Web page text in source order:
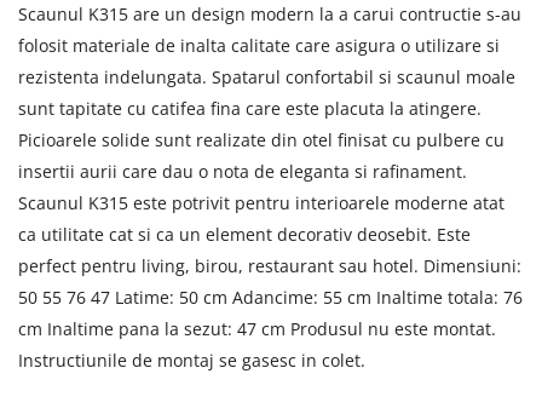
Scaunul K315 are un design modern la a carui contructie s-au
folosit materiale de inalta calitate care asigura o utilizare si
rezistenta indelungata. Spatarul confortabil si scaunul moale
sunt tapitate cu catifea fina care este placuta la atingere.
Picioarele solide sunt realizate din otel finisat cu pulbere cu
insertii aurii care dau o nota de eleganta si rafinament.
Scaunul K315 este potrivit pentru interioarele moderne atat
ca utilitate cat si ca un element decorativ deosebit. Este
perfect pentru living, birou, restaurant sau hotel. Dimensiuni:
50 55 76 47 Latime: 50 cm Adancime: 55 cm Inaltime totala: 76
cm Inaltime pana la sezut: 47 cm Produsul nu este montat.
Instructiunile de montaj se gasesc in colet.